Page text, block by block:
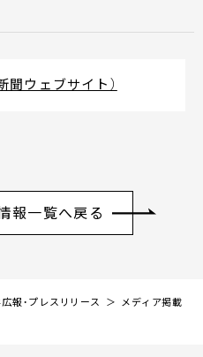
聞ウェブサイト）
報一覧へ戻る
報・プレスリリース
メディア掲載